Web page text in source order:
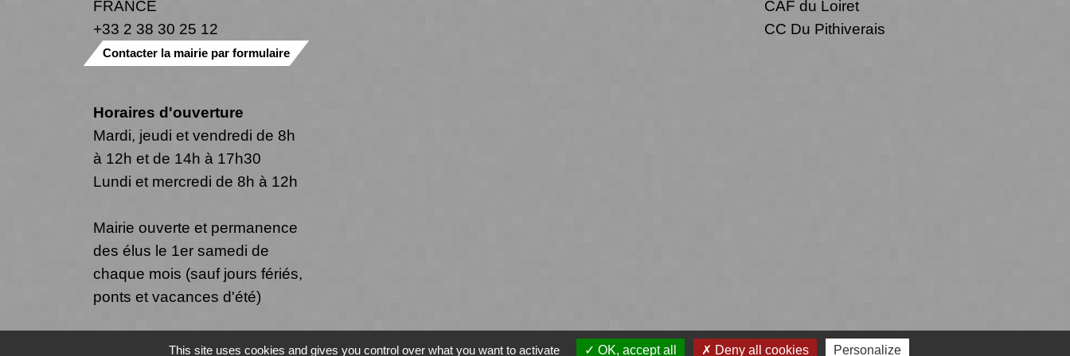
FRANCE
+33 2 38 30 25 12
Contacter la mairie par formulaire
Horaires d'ouverture
Mardi, jeudi et vendredi de 8h
à 12h et de 14h à 17h30
Lundi et mercredi de 8h à 12h
Mairie ouverte et permanence
des élus le 1er samedi de
chaque mois (sauf jours fériés,
ponts et vacances d'été)
CAF du Loiret
CC Du Pithiverais
This site uses cookies and gives you control over what you want to activate OK, accept all Deny all cookies Personalize